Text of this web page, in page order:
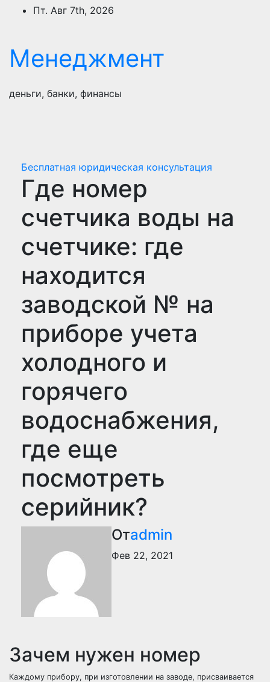
ПерейтиПт. Авг 7th, 2026
Менеджмент
деньги, банки, финансы
Бесплатная юридическая консультация
Где номер
счетчика воды на
счетчике: где
находится
заводской № на
приборе учета
холодного и
горячего
водоснабжения,
где еще
посмотреть
серийник?
Отadmin
Фев 22, 2021
Зачем нужен номер
Каждому прибору, при изготовлении на заводе, присваивается